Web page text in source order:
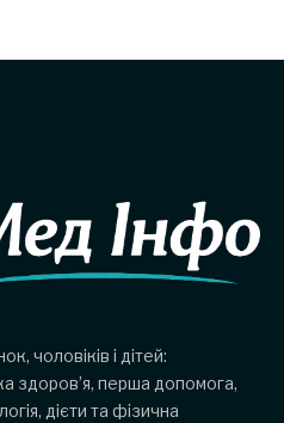
чоловіків і дітей:
здоров’я, перша допомога,
дієти та фізична